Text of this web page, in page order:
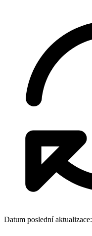
Datum poslední aktualizace: